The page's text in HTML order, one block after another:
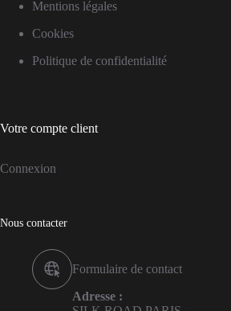
Mentions légales
Cookies
Politique de confidentialité
Votre compte client
Connexion
Nous contacter
Formulaire de contact
Adresse :